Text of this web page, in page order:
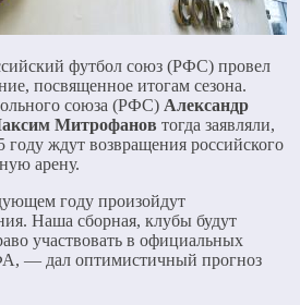
футбол союз (РФС) провел
посвященное итогам сезона.
союза (РФС) Александр
Митрофанов тогда заявляли,
ждут возвращения российского
арену.
году произойдут
Наша сборная, клубы будут
участвовать в официальных
— дал оптимистичный прогноз